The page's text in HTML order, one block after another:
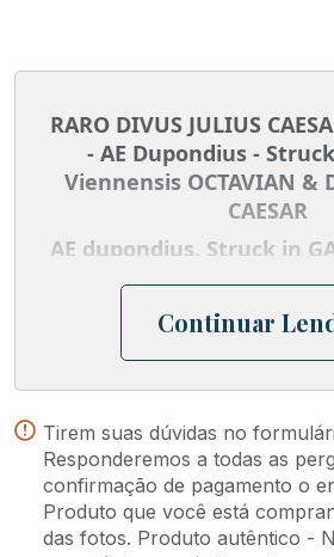
RARO DIVUS JULIUS
- AE Dupondius -
Viennensis OCTAVIAN &
CAESAR
AE dupondius. Struck in
Viennensis, circa
.IMP. CAESA[R] (written
back to back (Caesar on
right)
R/ Prow of galley
superstructure right,
Continuar
Tirem suas dúvidas no
Responderemos a todas as
confirmação de pagamento o
Produto que você está
das fotos. Produto autêntico -